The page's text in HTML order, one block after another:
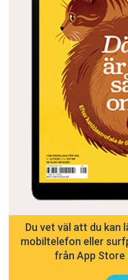
Du vet väl att du kan
mobiltelefon eller
från App Store